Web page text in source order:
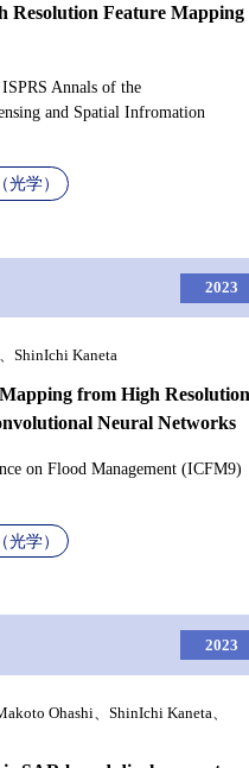
Resolution Feature Mapping
Annals of the
and Spatial Infromation
学）
2023
ShinIchi Kaneta
from High Resolution
Neural Networks
on Flood Management (ICFM9)
学）
2023
Ohashi、ShinIchi Kaneta、